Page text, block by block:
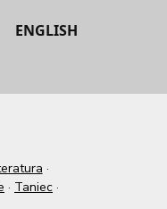
ENGLISH
·
· Taniec ·